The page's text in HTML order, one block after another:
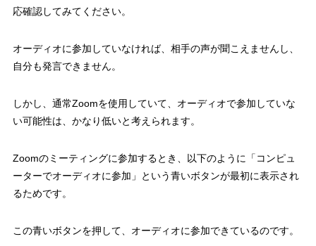
応確認してみてください。
オーディオに参加していなければ、相手の声が聞こえませんし、
自分も発言できません。
しかし、通常Zoomを使用していて、オーディオで参加していな
い可能性は、かなり低いと考えられます。
Zoomのミーティングに参加するとき、以下のように「コンピュ
ーターでオーディオに参加」という青いボタンが最初に表示され
るためです。
この青いボタンを押して、オーディオに参加できているのです。